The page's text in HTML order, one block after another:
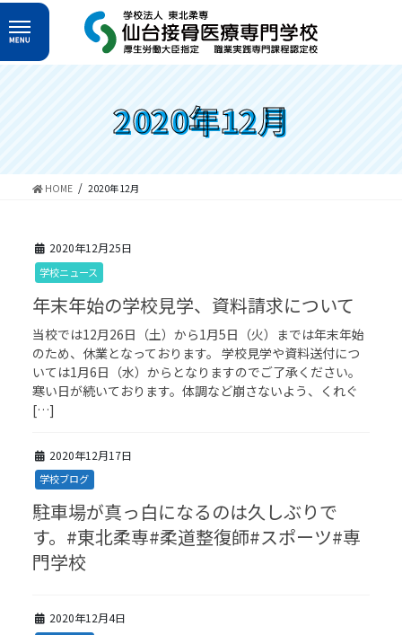
コ
ン
テ
ン
プ
ナ
ビ
ゲ
ー
動
2020年12月
HOME 2020年12月
2020年12月25日
学校ニュース
年末年始の学校見学、資料請求について
当校では12月26日（土）から1月5日（火）までは年末年始
のため、休業となっております。 学校見学や資料送付につ
いては1月6日（水）からとなりますのでご了承ください。
寒い日が続いております。体調など崩さないよう、くれぐ
[…]
2020年12月17日
学校ブログ
駐車場が真っ白になるのは久しぶりで
す。#東北柔専#柔道整復師#スポーツ#専
門学校
2020年12月4日